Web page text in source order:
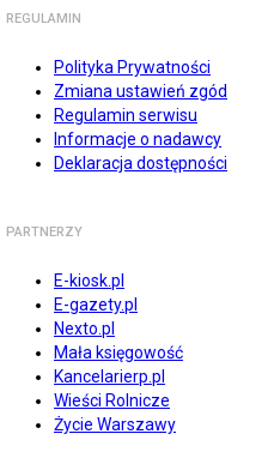
REGULAMIN
Polityka Prywatności
Zmiana ustawień zgód
Regulamin serwisu
Informacje o nadawcy
Deklaracja dostępności
PARTNERZY
E-kiosk.pl
E-gazety.pl
Nexto.pl
Mała księgowość
Kancelarierp.pl
Wieści Rolnicze
Życie Warszawy